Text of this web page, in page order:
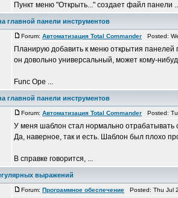
Пункт меню "Открыть..." создает файл панели
главной панели инструментов
Forum: Автоматизация Total Commander Posted:
Планирую добавить к меню открытия панелей
он довольно универсальный, может кому-
Func Ope ...
главной панели инструментов
Forum: Автоматизация Total Commander Posted:
У меня шаблон стал нормально
Да, наверное, так и есть. Шаблон был плохо
В справке говорится, ...
выражений
Forum: Программное обеспечение Posted: Thu Jul